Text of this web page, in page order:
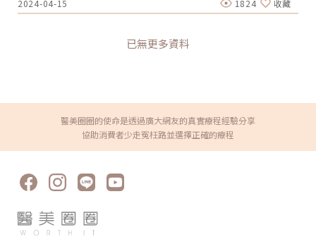
成分相近。不僅可以填補凹陷，例如提升臉頰豐滿度，還可用來增強鼻
樑和鼻尖的高度。微晶瓷的特點類似於人體組織中的無機成分，也就是
且不容易位移。微晶瓷隆鼻屬於微針劑注射的方式，無需進行手術，也
沒有較大的傷口，因此與傳統的開刀隆鼻相比風險非常低，完全不會留
榮獲歐盟安全標準CE認證，並於2006年獲得美國食品藥物管理局FDA
核准。 自2009年在台上市以來，已有逾250篇文獻證實有效性。 能夠
塑造出鼻型的高挺度，非常適合想要讓鼻型有立體感效果的人。適合使
用微晶瓷的族群 想要臉部輪廓再明顯者 希望有凸出下巴者 想要讓臉部
隆鼻與其他療程比一比微晶瓷隆鼻不僅療程時間快速，而且幾乎無恢復
冒手術風險的人來說，無疑是一項理想的選擇。但相較於其他療程，究
竟有何優勢？ 療程名稱 微晶瓷隆鼻 玻尿酸隆鼻 傳統隆鼻 韓式隆鼻 材
質 和人體牙齒、骨骼成分相近 相容性高 各類玻尿酸 矽質人工鼻骨
（二段式隆鼻） 維持時間 18到24個月 6到12個月 永久 永久 優勢 安
全、自然 快速便利 安全、自然 快速便利 外型挺直 自然美觀 劣勢 非永
久 非永久 維持效果短 位移機率較高 需全身麻醉 若遭撞擊易位移 不自
2024-04-15 1824 收藏
已無更多資料
醫美圈圈的使命是透過廣大網友的真實療程經驗分享
協助消費者少走冤枉路並選擇正確的療程